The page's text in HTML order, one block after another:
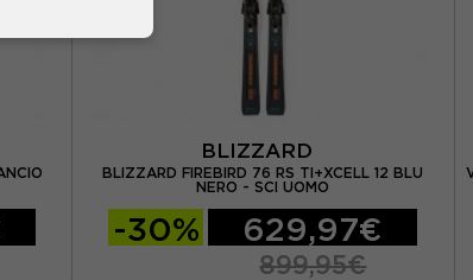
BLIZZARD
BLIZZARD FIREBIRD 76 RS TI+XCELL 12 BLU
NERO - SCI UOMO
-30% 629,97€
899,95€